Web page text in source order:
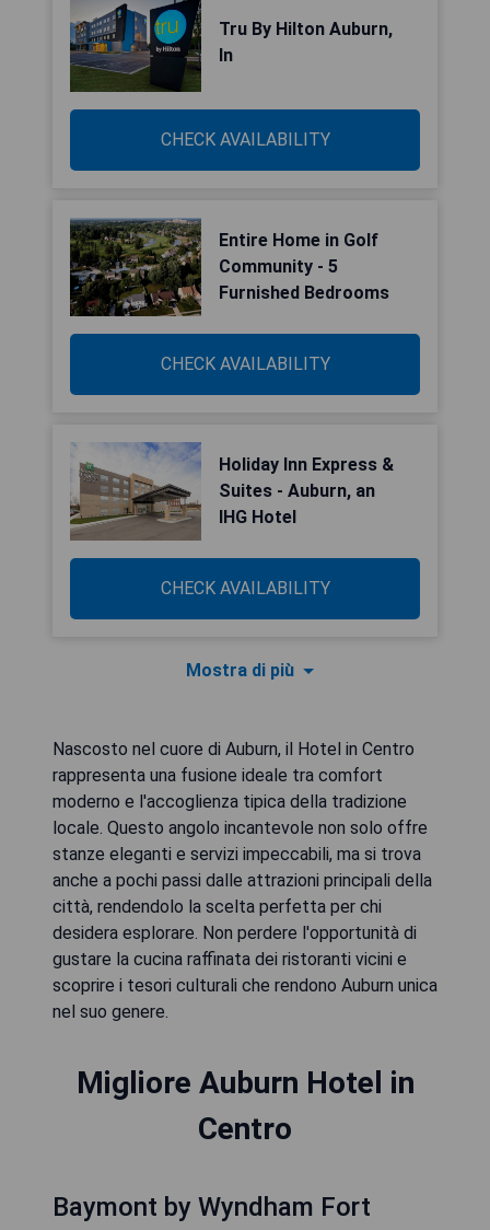
Tru By Hilton Auburn,
In
CHECK AVAILABILITY
Entire Home in Golf
Community - 5
Furnished Bedrooms
CHECK AVAILABILITY
Holiday Inn Express &
Suites - Auburn, an
IHG Hotel
CHECK AVAILABILITY
Mostra di più
Nascosto nel cuore di Auburn, il Hotel in Centro
rappresenta una fusione ideale tra comfort
moderno e l'accoglienza tipica della tradizione
locale. Questo angolo incantevole non solo offre
stanze eleganti e servizi impeccabili, ma si trova
anche a pochi passi dalle attrazioni principali della
città, rendendolo la scelta perfetta per chi
desidera esplorare. Non perdere l'opportunità di
gustare la cucina raffinata dei ristoranti vicini e
scoprire i tesori culturali che rendono Auburn unica
nel suo genere.
Migliore Auburn Hotel in
Centro
Baymont by Wyndham Fort